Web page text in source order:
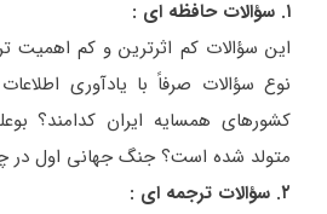
۱. سؤالات حافظه ای :
این سؤالات کم اثرترین و کم اهمیت
نوع سؤالات صرفاً با یادآوری
کشورهای همسایه ایران کدامند؟
متولد شده است؟ جنگ جهانی اول در
۲. سؤالات ترجمه ای :